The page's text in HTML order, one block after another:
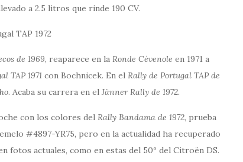
a 2.5 litros que rinde 190 CV.
de 1969, reaparece en la Ronde Cévenole en 1971 a
TAP 1971 con Bochnicek. En el Rally de Portugal TAP de
. Acaba su carrera en el Jänner Rally de 1972.
con los colores del Rally Bandama de 1972, prueba
#4897-YR75, pero en la actualidad ha recuperado
fotos actuales, como en estas del 50º del Citroën DS.